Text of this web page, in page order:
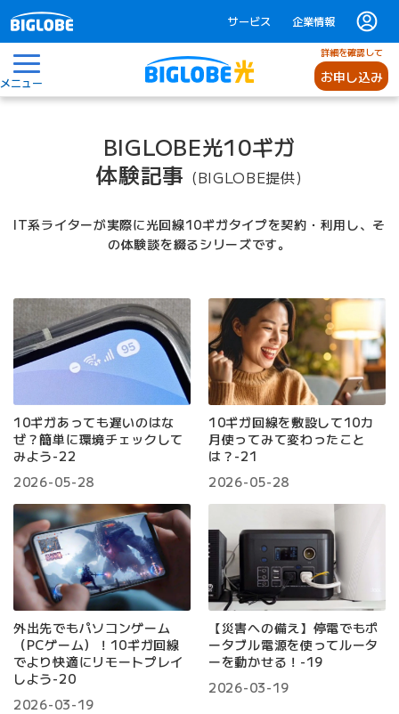
サービス 企業情報
メニュー
詳細を確認して
お申し込み
BIGLOBE光10ギガ
体験記事 (BIGLOBE提供)
IT系ライターが実際に光回線10ギガタイプを契約・利用し、そ
の体験談を綴るシリーズです。
10ギガあっても遅いのはな
ぜ？簡単に環境チェックして
みよう-22
2026-05-28
10ギガ回線を敷設して10カ
月使ってみて変わったこと
は？-21
2026-05-28
外出先でもパソコンゲーム
（PCゲーム）！10ギガ回線
でより快適にリモートプレイ
しよう-20
2026-03-19
【災害への備え】停電でもポ
ータブル電源を使ってルータ
ーを動かせる！-19
2026-03-19